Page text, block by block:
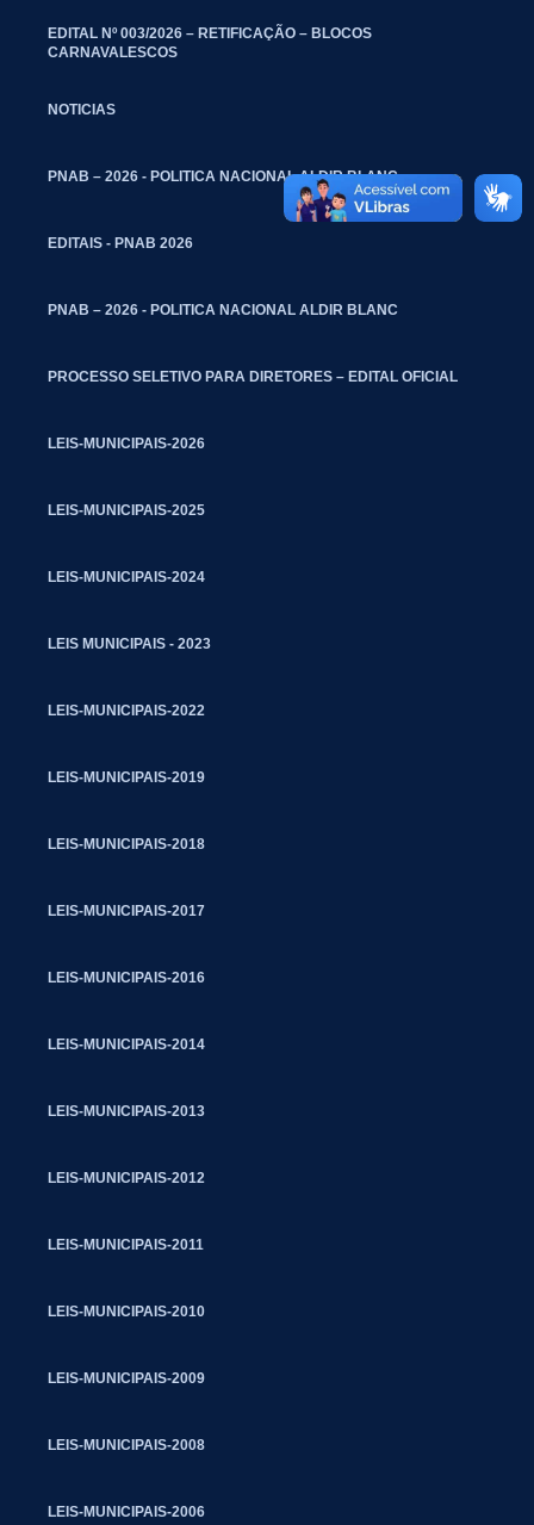
EDITAL Nº 003/2026 – RETIFICAÇÃO – BLOCOS
CARNAVALESCOS
NOTICIAS
PNAB – 2026 - POLITICA NACIONAL ALDIR BLANC
EDITAIS - PNAB 2026
PNAB – 2026 - POLITICA NACIONAL ALDIR BLANC
PROCESSO SELETIVO PARA DIRETORES – EDITAL OFICIAL
LEIS-MUNICIPAIS-2026
LEIS-MUNICIPAIS-2025
LEIS-MUNICIPAIS-2024
LEIS MUNICIPAIS - 2023
LEIS-MUNICIPAIS-2022
LEIS-MUNICIPAIS-2019
LEIS-MUNICIPAIS-2018
LEIS-MUNICIPAIS-2017
LEIS-MUNICIPAIS-2016
LEIS-MUNICIPAIS-2014
LEIS-MUNICIPAIS-2013
LEIS-MUNICIPAIS-2012
LEIS-MUNICIPAIS-2011
LEIS-MUNICIPAIS-2010
LEIS-MUNICIPAIS-2009
LEIS-MUNICIPAIS-2008
LEIS-MUNICIPAIS-2006